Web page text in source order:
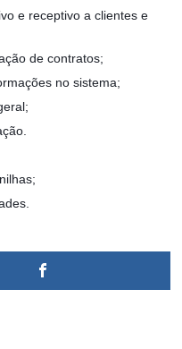
e receptivo a clientes e
de contratos;
no sistema;